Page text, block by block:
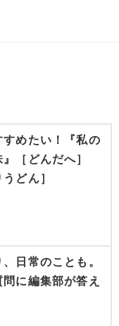
めたい！『私の
［どんだへ］
どん］
日常のことも。
に編集部が答え